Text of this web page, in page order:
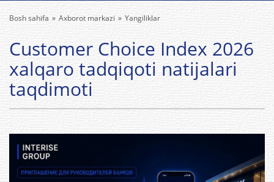
Bosh sahifa Axborot markazi Yangiliklar
Customer Choice Index 2026
xalqaro tadqiqoti natijalari
taqdimoti